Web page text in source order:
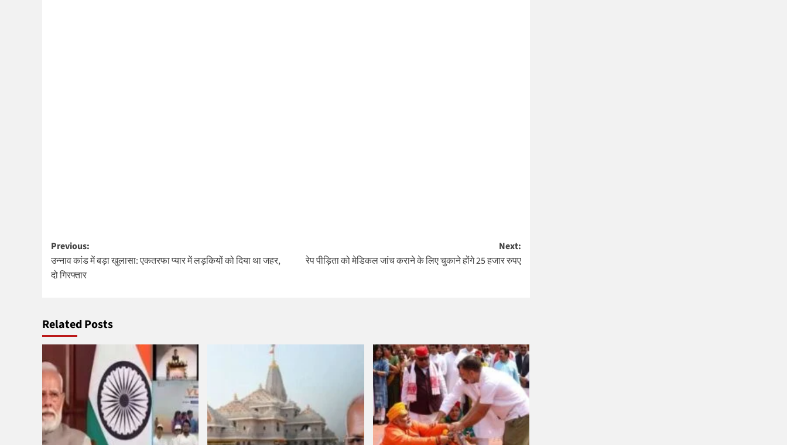
Post
navigation
Previous:
उन्नाव कांड में बड़ा खुलासा: एकतरफा प्यार में लड़कियों को दिया था जहर,
दो गिरफ्तार
Next:
रेप पीड़िता को मेडिकल जांच कराने के लिए चुकाने होंगे 25 हजार रुपए
Related Posts